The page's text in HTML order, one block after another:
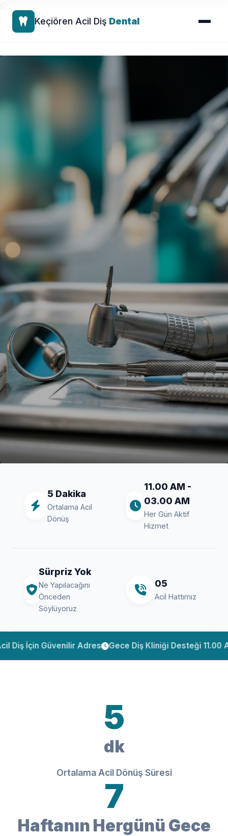
Keçiören Acil Diş Dental
Keçiören Diş Kliniği ile
Keçiören diş ve ankara keçiören diş
aramalarında ulaşımı kolay, güven veren hizmet.
5 Dakika
Ortalama Acil
Dönüş
11.00 AM -
03.00 AM
Her Gün Aktif
Hizmet
Sürpriz Yok
Ne Yapılacağını
Önceden
Söylüyoruz
05
Acil Hattımız
Güvenilir Adres Gece Diş Kliniği Desteği 11.00 AM -
5
dk
Ortalama Acil Dönüş Süresi
7
Haftanın Hergünü Gece